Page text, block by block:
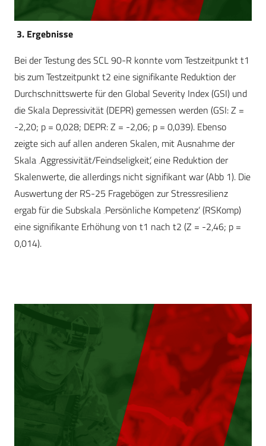
3. Ergebnisse
Bei der Testung des SCL 90-R konnte vom Testzeitpunkt t1
bis zum Testzeitpunkt t2 eine signifikante Reduktion der
Durchschnittswerte für den Global Severity Index (GSI) und
die Skala Depressivität (DEPR) gemessen werden (GSI: Z =
-2,20; p = 0,028; DEPR: Z = -2,06; p = 0,039). Ebenso
zeigte sich auf allen anderen Skalen, mit Ausnahme der
Skala ‚Aggressivität/Feindseligkeit‘, eine Reduktion der
Skalenwerte, die allerdings nicht signifikant war (Abb 1). Die
Auswertung der RS-25 Fragebögen zur Stressresilienz
ergab für die Subskala ‚Persönliche Kompetenz‘ (RSKomp)
eine signifikante Erhöhung von t1 nach t2 (Z = -2,46; p =
0,014).